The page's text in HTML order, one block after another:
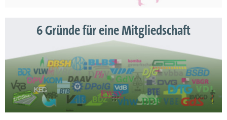
6 Gründe für eine Mitgliedschaft